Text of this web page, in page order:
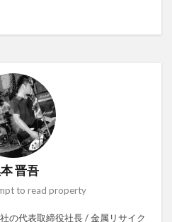
晋吾
to read property
の代表取締役社長 / 金属リサイク